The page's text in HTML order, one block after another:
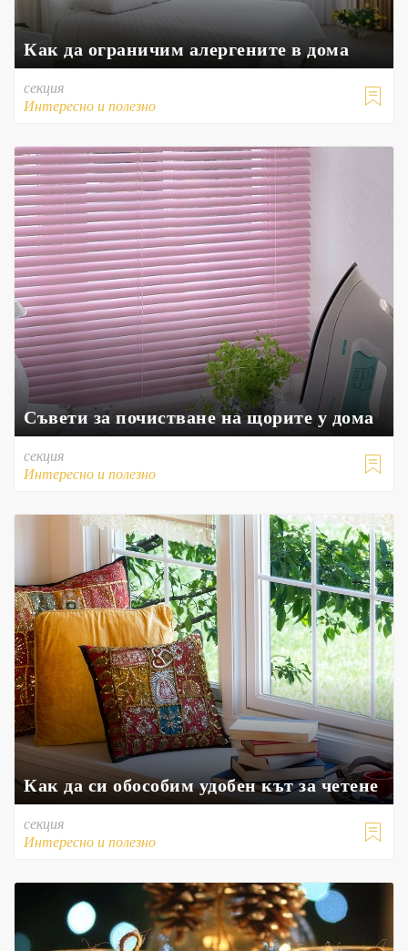
Как да ограничим алергените в дома

секция
Интересно и полезно
Съвети за почистване на щорите у дома

секция
Интересно и полезно
Как да си обособим удобен кът за четене

секция
Интересно и полезно